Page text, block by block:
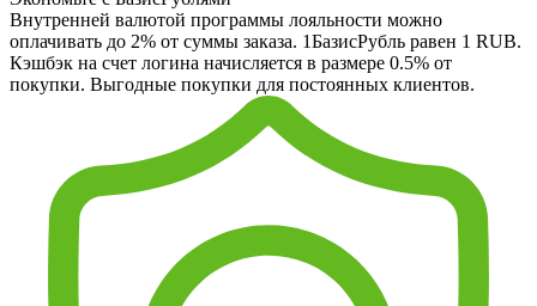
Внутренней валютой программы лояльности можно
оплачивать до 2% от суммы заказа. 1БазисРубль равен 1 RUB.
Кэшбэк на счет логина начисляется в размере 0.5% от
покупки. Выгодные покупки для постоянных клиентов.